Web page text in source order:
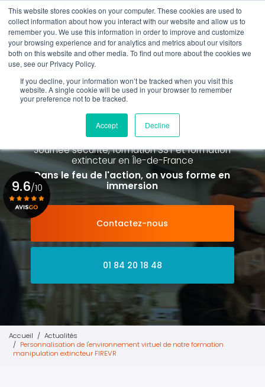
This website stores cookies on your computer. These cookies are used to
collect information about how you interact with our website and allow us to
remember you. We use this information in order to improve and customize
your browsing experience and for analytics and metrics about our visitors
both on this website and other media. To find out more about the cookies we
use, see our Privacy Policy.
If you decline, your information won’t be tracked when you visit this
website. A single cookie will be used in your browser to remember
your preference not to be tracked.
Accept Decline
Aller
au
contenu
principal
01 84 20 18 48
Rappel gratuit
Spécialiste de la formation SST et
de la Formation Incendie
à Paris La Défense depuis 2015
Journée sécurité, formation SST et formation
extincteuren Île-de-France
Dans le feu de l'action, on vous forme en
immersion
Contactez-nous
01 84 20 18 48
9.6/10
Voir le certificat
Accueil
Actualités
Personnalisation de l'environnement virtuel de notre formation
manipulation extincteur FIREVR